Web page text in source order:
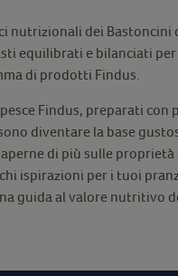
nutrizionali dei Bastoncini
equilibrati e bilanciati
di prodotti Findus.
Findus, preparati
diventare la base
di più sulle
ispirazioni per i tuoi
guida al valore nutritivo